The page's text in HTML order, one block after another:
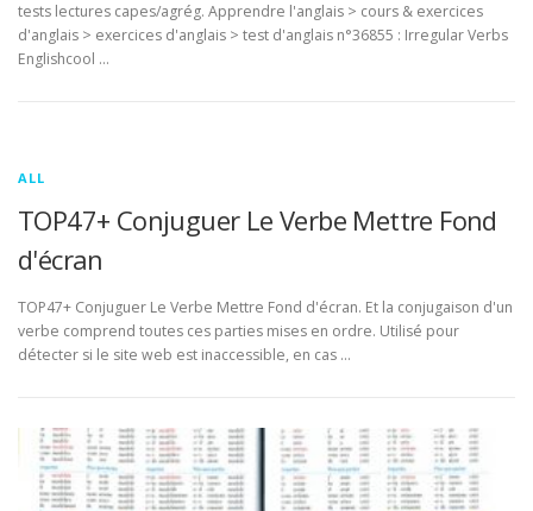
tests lectures capes/agrég. Apprendre l'anglais > cours & exercices
d'anglais > exercices d'anglais > test d'anglais n°36855 : Irregular Verbs
Englishcool …
ALL
TOP47+ Conjuguer Le Verbe Mettre Fond
d'écran
TOP47+ Conjuguer Le Verbe Mettre Fond d'écran. Et la conjugaison d'un
verbe comprend toutes ces parties mises en ordre. Utilisé pour
détecter si le site web est inaccessible, en cas …